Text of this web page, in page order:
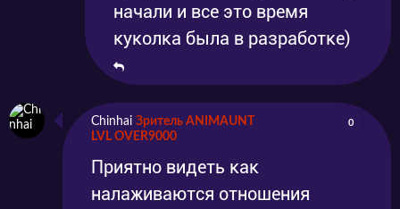
начали и все это время
куколка была в разработке)
Chinhai Зритель ANIMAUNT
LVL OVER9000
0
Приятно видеть как
налаживаются отношения